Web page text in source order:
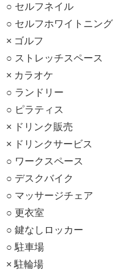
○ セルフネイル
○ セルフホワイトニング
× ゴルフ
○ ストレッチスペース
× カラオケ
○ ランドリー
○ ピラティス
× ドリンク販売
× ドリンクサービス
○ ワークスペース
○ デスクバイク
○ マッサージチェア
○ 更衣室
○ 鍵なしロッカー
○ 駐車場
× 駐輪場